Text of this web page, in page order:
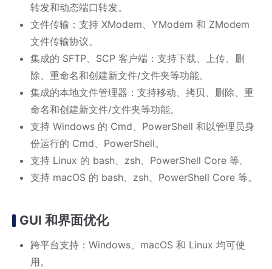
转发和动态端口转发。
文件传输：支持 XModem、YModem 和 ZModem
文件传输协议。
集成的 SFTP、SCP 客户端：支持下载、上传、删
除、重命名和创建新文件/文件夹等功能。
集成的本地文件管理器：支持移动、拷贝、删除、重
命名和创建新文件/文件夹等功能。
支持 Windows 的 Cmd、PowerShell 和以管理员身
份运行的 Cmd、PowerShell。
支持 Linux 的 bash、zsh、PowerShell Core 等。
支持 macOS 的 bash、zsh、PowerShell Core 等。
GUI 和界面优化
跨平台支持：Windows、macOS 和 Linux 均可使
用。